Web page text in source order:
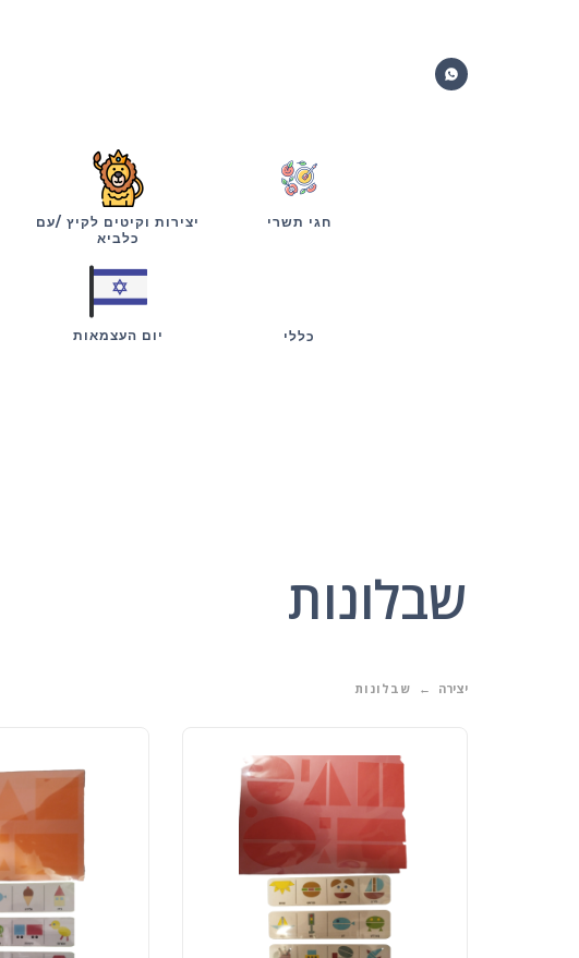
חגי תשרי
יצירות וקיטים לקיץ /עם
כלביא
כללי יום העצמאות
שבלונות
יצירה שבלונות